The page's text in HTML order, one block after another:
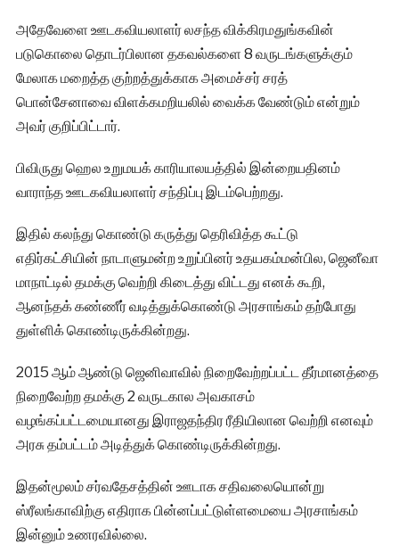
அதேவேளை ஊடகவியலாளர் லசந்த விக்கிரமதுங்கவின்
படுகொலை தொடர்பிலான தகவல்களை 8 வருடங்களுக்கும்
மேலாக மறைத்த குற்றத்துக்காக அமைச்சர் சரத்
பொன்சேனாவை விளக்கமறியலில் வைக்க வேண்டும் என்றும்
அவர் குறிப்பிட்டார்.
பிவிருது ஹெல உறுமயக் காரியாலயத்தில் இன்றையதினம்
வாராந்த ஊடகவியலாளர் சந்திப்பு இடம்பெற்றது.
இதில் கலந்து கொண்டு கருத்து தெரிவித்த கூட்டு
எதிர்கட்சியின் நாடாளுமன்ற உறுப்பினர் உதயகம்மன்பில, ஜெனீவா
மாநாட்டில் தமக்கு வெற்றி கிடைத்து விட்டது எனக் கூறி,
ஆனந்தக் கண்ணீர் வடித்துக்கொண்டு அரசாங்கம் தற்போது
துள்ளிக் கொண்டிருக்கின்றது.
2015 ஆம் ஆண்டு ஜெனிவாவில் நிறைவேற்றப்பட்ட தீர்மானத்தை
நிறைவேற்ற தமக்கு 2 வருடகால அவகாசம்
வழங்கப்பட்டமையானது இராஜதந்திர ரீதியிலான வெற்றி எனவும்
அரசு தம்பட்டம் அடித்துக் கொண்டிருக்கின்றது.
இதன்மூலம் சர்வதேசத்தின் ஊடாக சதிவலையொன்று
ஸ்ரீலங்காவிற்கு எதிராக பின்னப்பட்டுள்ளமையை அரசாங்கம்
இன்னும் உணரவில்லை.